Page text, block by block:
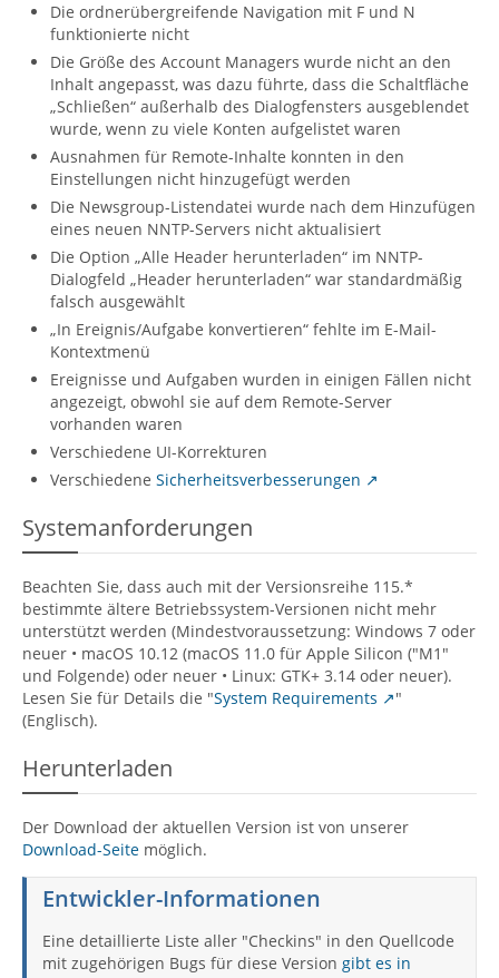
Die ordnerübergreifende Navigation mit F und N
funktionierte nicht
Die Größe des Account Managers wurde nicht an den
Inhalt angepasst, was dazu führte, dass die Schaltfläche
„Schließen“ außerhalb des Dialogfensters ausgeblendet
wurde, wenn zu viele Konten aufgelistet waren
Ausnahmen für Remote-Inhalte konnten in den
Einstellungen nicht hinzugefügt werden
Die Newsgroup-Listendatei wurde nach dem Hinzufügen
eines neuen NNTP-Servers nicht aktualisiert
Die Option „Alle Header herunterladen“ im NNTP-
Dialogfeld „Header herunterladen“ war standardmäßig
falsch ausgewählt
„In Ereignis/Aufgabe konvertieren“ fehlte im E-Mail-
Kontextmenü
Ereignisse und Aufgaben wurden in einigen Fällen nicht
angezeigt, obwohl sie auf dem Remote-Server
vorhanden waren
Verschiedene UI-Korrekturen
Verschiedene Sicherheitsverbesserungen
Systemanforderungen
Beachten Sie, dass auch mit der Versionsreihe 115.*
bestimmte ältere Betriebssystem-Versionen nicht mehr
unterstützt werden (Mindestvoraussetzung: Windows 7 oder
neuer • macOS 10.12 (macOS 11.0 für Apple Silicon ("M1"
und Folgende) oder neuer • Linux: GTK+ 3.14 oder neuer).
Lesen Sie für Details die "System Requirements
"
(Englisch).
Herunterladen
Der Download der aktuellen Version ist von unserer
Download-Seite möglich.
Entwickler-Informationen
Eine detaillierte Liste aller "Checkins" in den Quellcode
mit zugehörigen Bugs für diese Version gibt es in